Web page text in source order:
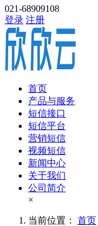
021-68909108
登录 注册
首页
产品与服务
短信接口
短信平台
营销短信
视频短信
新闻中心
关于我们
公司简介
×
当前位置： 首页